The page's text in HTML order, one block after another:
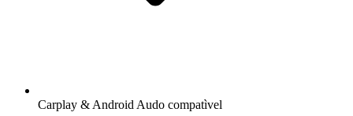
Carplay & Android Audo compatìvel